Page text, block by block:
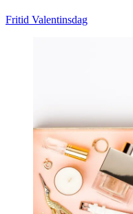
Fritid Valentinsdag